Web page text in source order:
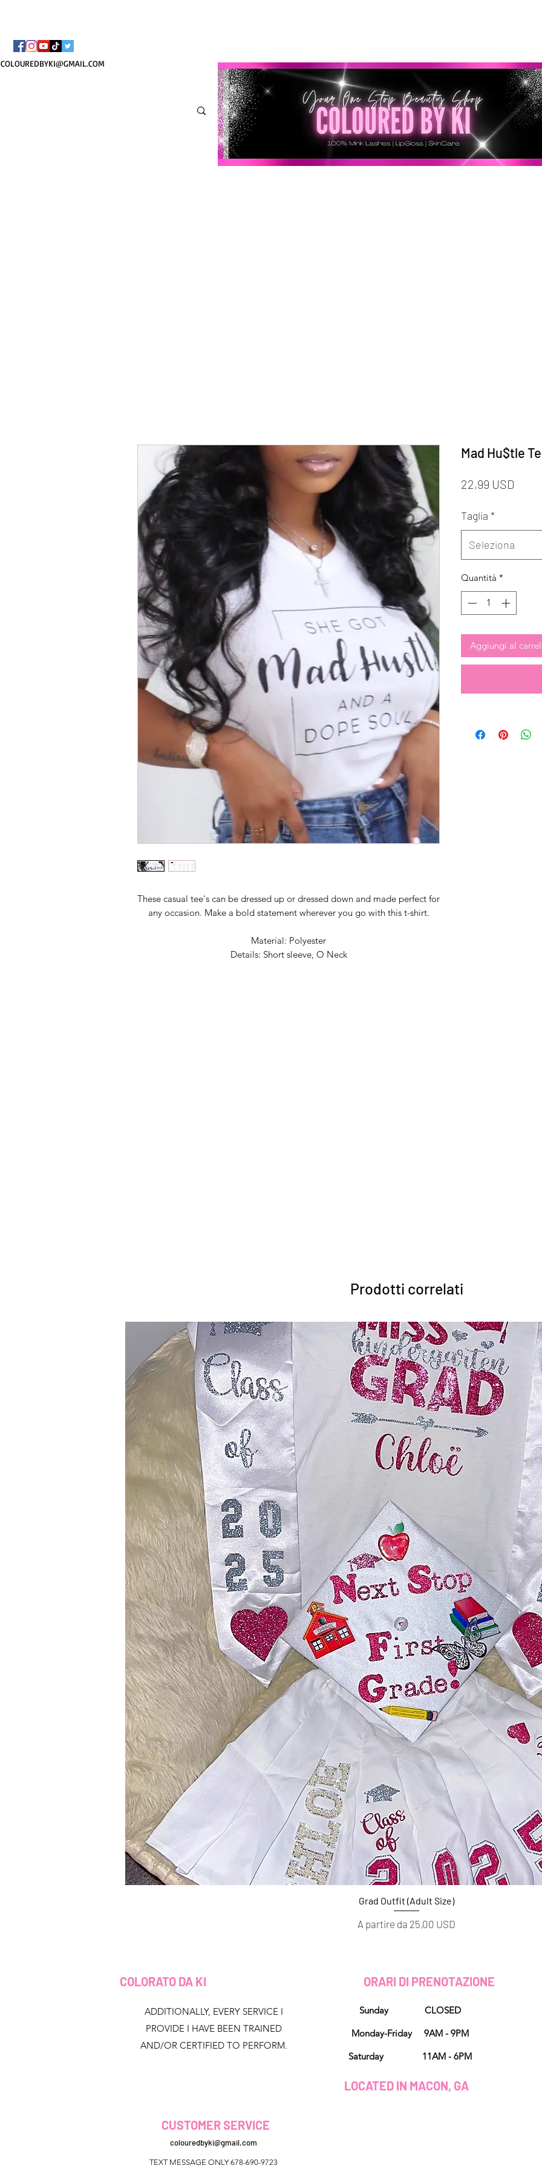
COLOUREDBYKI@GMAIL.COM
These casual tee's can be dressed up or dressed down and made perfect for
any occasion. Make a bold statement wherever you go with this t-shirt.
Material: Polyester
Details: Short sleeve, O Neck
Mad Hu$tle
22,99 USD
Taglia *
Seleziona
Quantità *
Aggiungi al
Prodotti correlati
Vista rapida
Grad Outfit (Adult Size)
A partire da 25,00 USD
Prezzo scontato
COLORATO DA KI
ADDITIONALLY, EVERY SERVICE I
PROVIDE I HAVE BEEN TRAINED
AND/OR CERTIFIED TO PERFORM.
ORARI DI PRENOTAZIONE
Sunday CLOSED
Monday-Friday 9AM - 9PM
Saturday 11AM - 6PM
LOCATED IN MACON, GA
CUSTOMER SERVICE
colouredbyki@gmail.com
TEXT MESSAGE ONLY 678-690-9723